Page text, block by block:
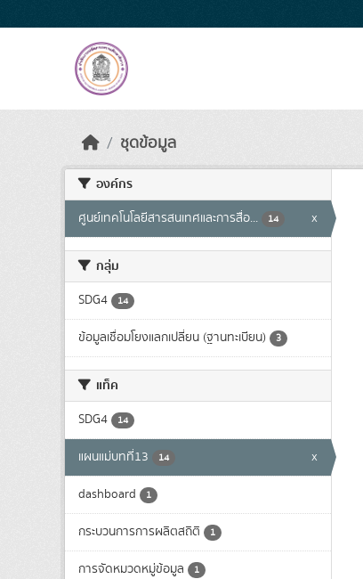
ชุดข้อมูล
องค์กร
ศูนย์เทคโนโลยีสารสนเทศและการสื่อ... 14 x
กลุ่ม
SDG4 14
ข้อมูลเชื่อมโยงแลกเปลี่ยน (ฐานทะเบียน) 3
แท็ค
SDG4 14
แผนแม่บทที่13 14 x
dashboard 1
กระบวนการการผลิตสถิติ 1
การจัดหมวดหมู่ข้อมูล 1